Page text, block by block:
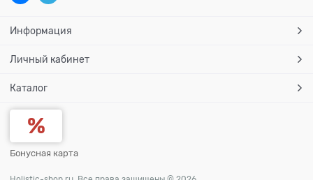
Информация
Личный кабинет
Каталог
Бонусная карта